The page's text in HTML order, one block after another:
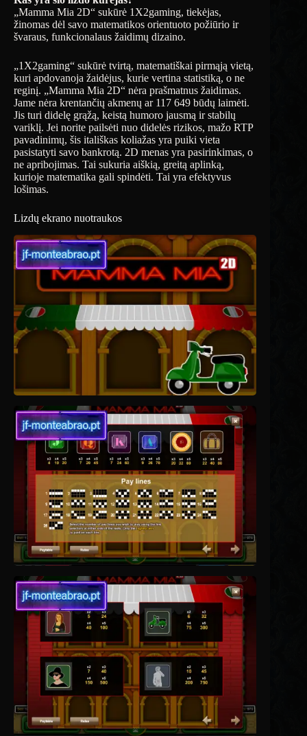
„Mamma Mia 2D“ sukūrė 1X2gaming, tiekėjas,
žinomas dėl savo matematikos orientuoto požiūrio ir
švaraus, funkcionalaus žaidimų dizaino.
„1X2gaming“ sukūrė tvirtą, matematiškai pirmąją vietą,
kuri apdovanoja žaidėjus, kurie vertina statistiką, o ne
reginį. „Mamma Mia 2D“ nėra prašmatnus žaidimas.
Jame nėra krentančių akmenų ar 117 649 būdų laimėti.
Jis turi didelę grąžą, keistą humoro jausmą ir stabilų
variklį. Jei norite pailsėti nuo didelės rizikos, mažo RTP
pavadinimų, šis itališkas koliažas yra puiki vieta
pasistatyti savo bankrotą. 2D menas yra pasirinkimas, o
ne apribojimas. Tai sukuria aiškią, greitą aplinką,
kurioje matematika gali spindėti. Tai yra efektyvus
lošimas.
Lizdų ekrano nuotraukos